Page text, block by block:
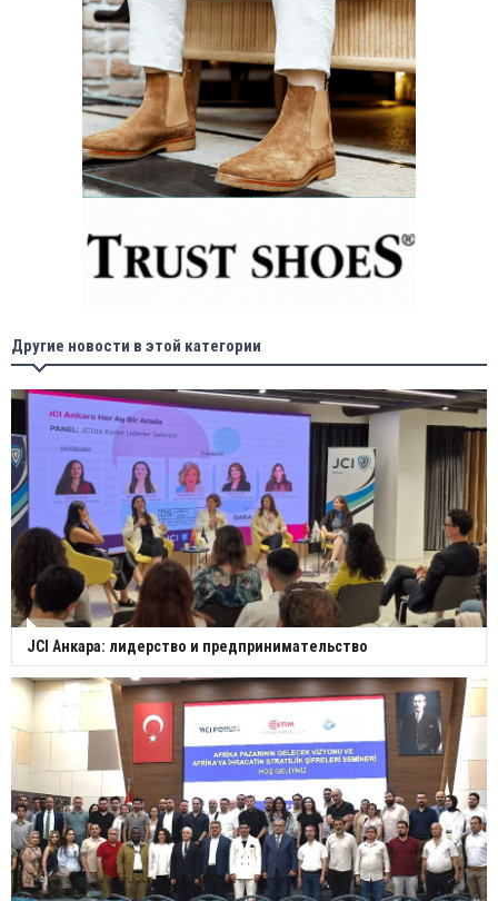
Другие новости в этой категории
JCI Анкара: лидерство и предпринимательство